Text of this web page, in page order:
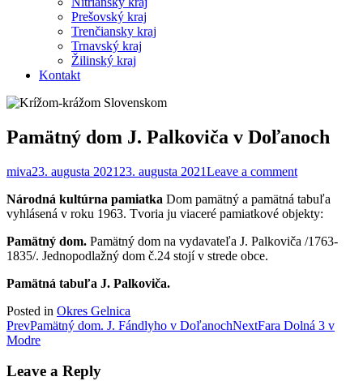
Prešovský kraj
Trenčiansky kraj
Trnavský kraj
Žilinský kraj
Kontakt
Pamätný dom J. Palkoviča v Doľanoch
miva23. augusta 2021 23. augusta 2021Leave a comment
Národná kultúrna pamiatka Dom pamätný a pamätná tabuľa
vyhlásená v roku 1963. Tvoria ju viaceré pamiatkové objekty:
Pamätný dom. Pamätný dom na vydavateľa J. Palkoviča /1763-
1835/. Jednopodlažný dom č.24 stojí v strede obce.
Pamätná tabuľa J. Palkoviča.
Posted in Okres Gelnica
Post
navigation
PrevPamätný dom. J. Fándlyho v DoľanochNextFara Dolná 3 v
Modre
Leave a Reply